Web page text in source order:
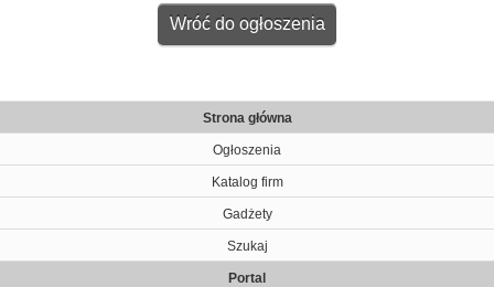
Wróć do ogłoszenia
Strona główna
Ogłoszenia
Katalog firm
Gadżety
Szukaj
Portal